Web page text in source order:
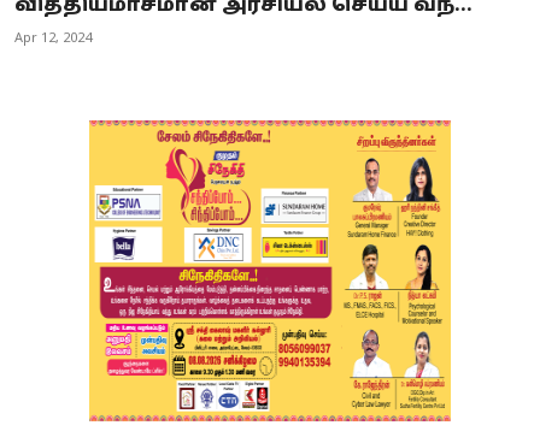
வித்தியமாசமான அரசியல் செய்ய வந...
Apr 12, 2024